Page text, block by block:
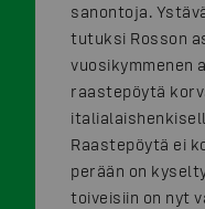
sanontoja.
tutuksi Rosson
vuosikymmenen
raastepöytä
Raastepöytä ei
perään on
toiveisiin on nyt